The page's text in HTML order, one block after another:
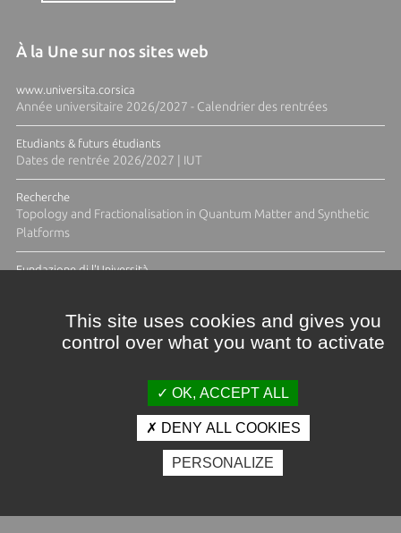
À la Une sur nos sites web
www.universita.corsica
Année universitaire 2026/2027 - Calendrier des rentrées
Etudiants & futurs étudiants
Dates de rentrée 2026/2027 | IUT
Recherche
Topology and Fractionalisation in Quantum Matter and Synthetic
Platforms
Fundazione di l'Università
Crédits et mentions légales
Espace presse
Photothèque
This site uses cookies and gives you
control over what you want to activate
OK, ACCEPT ALL
DENY ALL COOKIES
PERSONALIZE